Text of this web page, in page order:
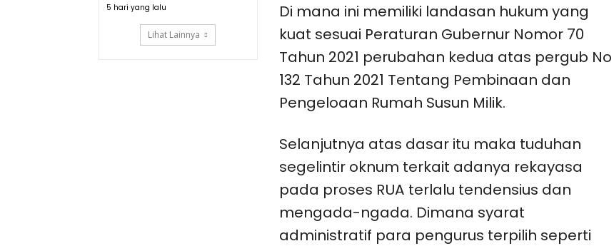
5 hari yang lalu
Lihat Lainnya
Di mana ini memiliki landasan hukum yang
kuat sesuai Peraturan Gubernur Nomor 70
Tahun 2021 perubahan kedua atas pergub No
132 Tahun 2021 Tentang Pembinaan dan
Pengeloaan Rumah Susun Milik.
Selanjutnya atas dasar itu maka tuduhan
segelintir oknum terkait adanya rekayasa
pada proses RUA terlalu tendensius dan
mengada-ngada. Dimana syarat
administratif para pengurus terpilih seperti